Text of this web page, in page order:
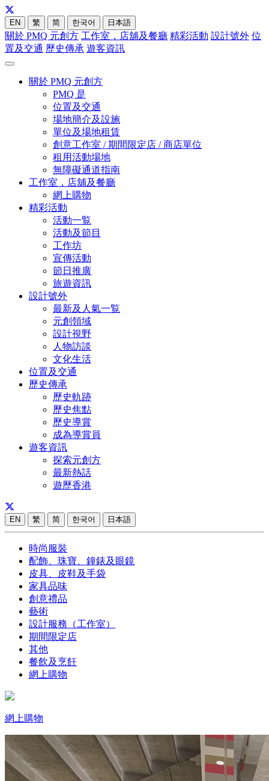
EN 繁 简 한국어 日本語
關於 PMQ 元創方 工作室，店舖及餐廳 精彩活動 設計號外 位
置及交通 歷史傳承 遊客資訊
關於 PMQ 元創方
PMQ 是
位置及交通
場地簡介及設施
單位及場地租賃
創意工作室 / 期間限定店 / 商店單位
租用活動場地
無障礙通道指南
工作室，店舖及餐廳
網上購物
精彩活動
活動一覧
活動及節目
工作坊
宣傳活動
節日推廣
旅遊資訊
設計號外
最新及人氣一覧
元創領域
設計視野
人物訪談
文化生活
位置及交通
歷史傳承
歷史軌跡
歷史焦點
歷史導賞
成為導賞員
遊客資訊
探索元創方
最新熱話
遊歷香港
EN 繁 简 한국어 日本語
時尚服裝
配飾、珠寶、鐘錶及眼鏡
皮具、皮鞋及手袋
家具品味
創意禮品
藝術
設計服務（工作室）
期間限定店
其他
餐飲及烹飪
網上購物
網上購物